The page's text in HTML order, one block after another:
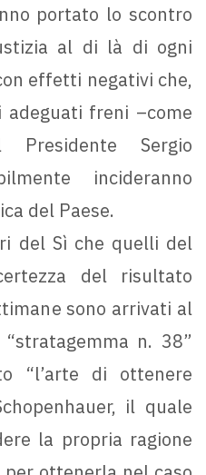
portato lo scontro
al di là di ogni
effetti negativi che,
freni –come
Sergio
incideranno
del Paese.
del Sì che quelli del
del risultato
sono arrivati al
n. 38”
“l’arte di ottenere
il quale
la propria ragione